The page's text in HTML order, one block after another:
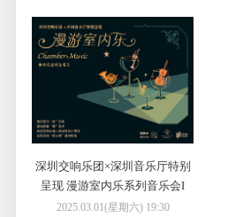
深圳交响乐团×深圳音乐厅特别
呈现 漫游室内乐系列音乐会I
“奇妙的和谐”深圳交响乐团木管
2025.03.01(星期六) 19:30